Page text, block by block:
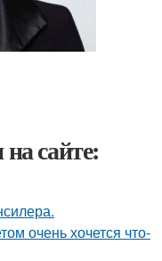
сайте:
очень хочется что-